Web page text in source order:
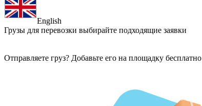
English
Грузы для перевозки выбирайте подходящие заявки
Отправляете груз? Добавьте его на площадку бесплатно